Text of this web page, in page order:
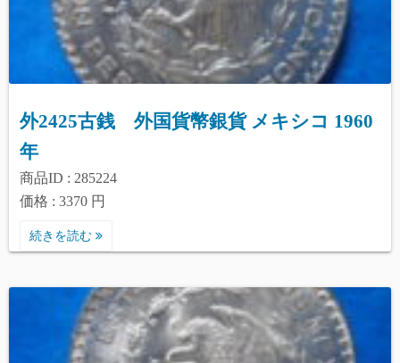
外2425古銭 外国貨幣銀貨 メキシコ 1960
年
商品ID : 285224
価格 : 3370 円
続きを読む